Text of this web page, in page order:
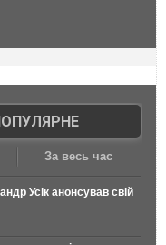
За весь час
Усік анонсував свій